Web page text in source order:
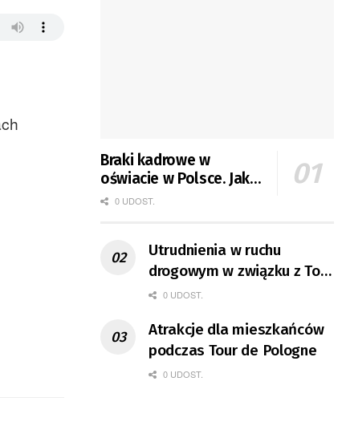
Braki kadrowe w
oświacie w Polsce. Jak
jest w Gorzowie?
0 UDOST.
Utrudnienia w ruchu
drogowym w związku z Tour
de Pologne
0 UDOST.
Atrakcje dla mieszkańców
podczas Tour de Pologne
0 UDOST.